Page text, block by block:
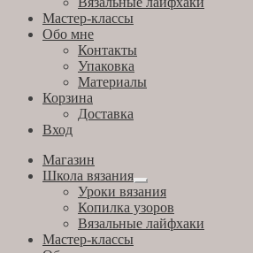
Мастер-классы
Обо мне
Контакты
Упаковка
Материалы
Корзина
Доставка
Вход
Магазин
Школа вязания
Развернутое
вложенное
меню
Уроки вязания
Копилка узоров
Вязальные лайфхаки
Мастер-классы